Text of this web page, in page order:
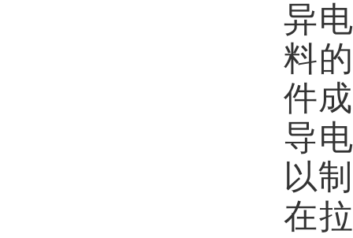
异
料
件
导
以
在